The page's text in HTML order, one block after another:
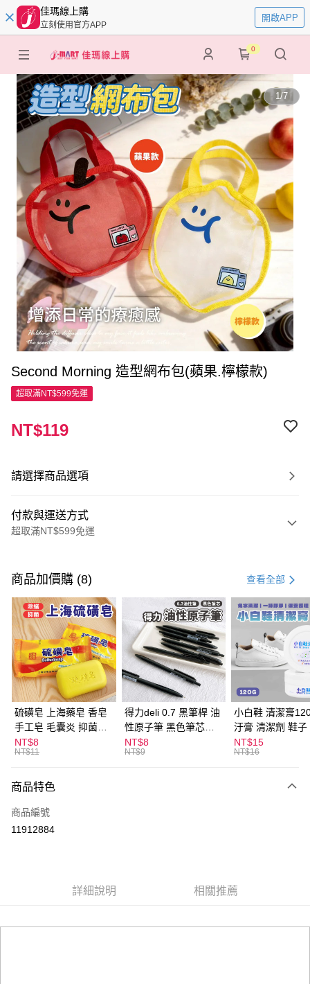
佳瑪線上購
立刻使用官方APP
開啟APP
0
1/7
Second Morning 造型網布包(蘋果.檸檬款)
超取滿NT$599免運
NT$119
請選擇商品選項
付款與運送方式
超取滿NT$599免運
信用卡一次付款
超商取貨付款
LINE Pay
Apple Pay
街口支付
悠遊付
ATM付款
全家取貨付款
每筆NT$60，滿NT$599(含以上)免運費
付款後全家取貨
每筆NT$60，滿NT$599(含以上)免運費
商品加價購 (8) 查看全部
硫磺皂 上海藥皂 香皂
手工皂 毛囊炎 抑菌除
蟎 清潔護膚 去油去痘
寵物皮膚病 狗狗貓咪
NT$8
NT$11
得力deli 0.7 黑筆桿 油
性原子筆 黑色筆芯
S304
NT$8
NT$9
小白鞋 清潔膏
汙膏 清潔劑 鞋子
漬 白皮鞋 鞋油
NT$15
NT$16
商品特色
商品編號
11912884
詳細說明 相關推薦